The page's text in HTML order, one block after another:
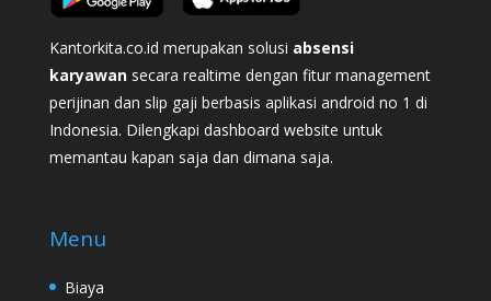
Kantorkita.co.id merupakan solusi absensi
karyawan secara realtime dengan fitur management
perijinan dan slip gaji berbasis aplikasi android no 1 di
Indonesia. Dilengkapi dashboard website untuk
memantau kapan saja dan dimana saja.
Menu
Biaya